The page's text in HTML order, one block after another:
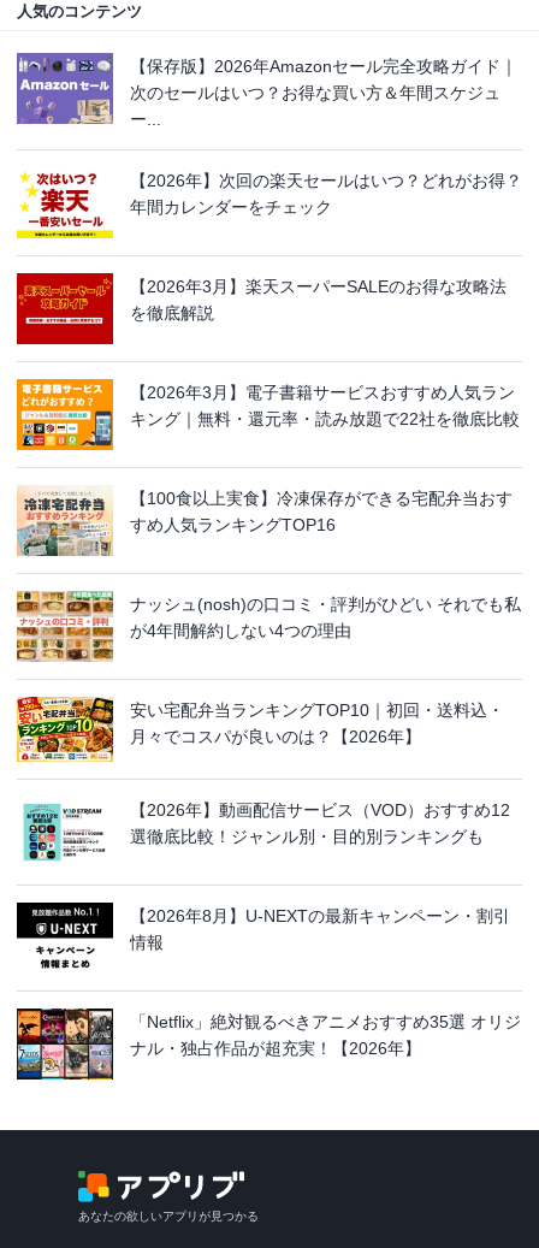
人気のコンテンツ
【保存版】2026年Amazonセール完全攻略ガイド｜
次のセールはいつ？お得な買い方＆年間スケジュ
ー...
【2026年】次回の楽天セールはいつ？どれがお得？
年間カレンダーをチェック
【2026年3月】楽天スーパーSALEのお得な攻略法
を徹底解説
【2026年3月】電子書籍サービスおすすめ人気ラン
キング｜無料・還元率・読み放題で22社を徹底比較
【100食以上実食】冷凍保存ができる宅配弁当おす
すめ人気ランキングTOP16
ナッシュ(nosh)の口コミ・評判がひどい それでも私
が4年間解約しない4つの理由
安い宅配弁当ランキングTOP10｜初回・送料込・
月々でコスパが良いのは？【2026年】
【2026年】動画配信サービス（VOD）おすすめ12
選徹底比較！ジャンル別・目的別ランキングも
【2026年8月】U-NEXTの最新キャンペーン・割引
情報
「Netflix」絶対観るべきアニメおすすめ35選 オリジ
ナル・独占作品が超充実！【2026年】
あなたの欲しいアプリが見つかる